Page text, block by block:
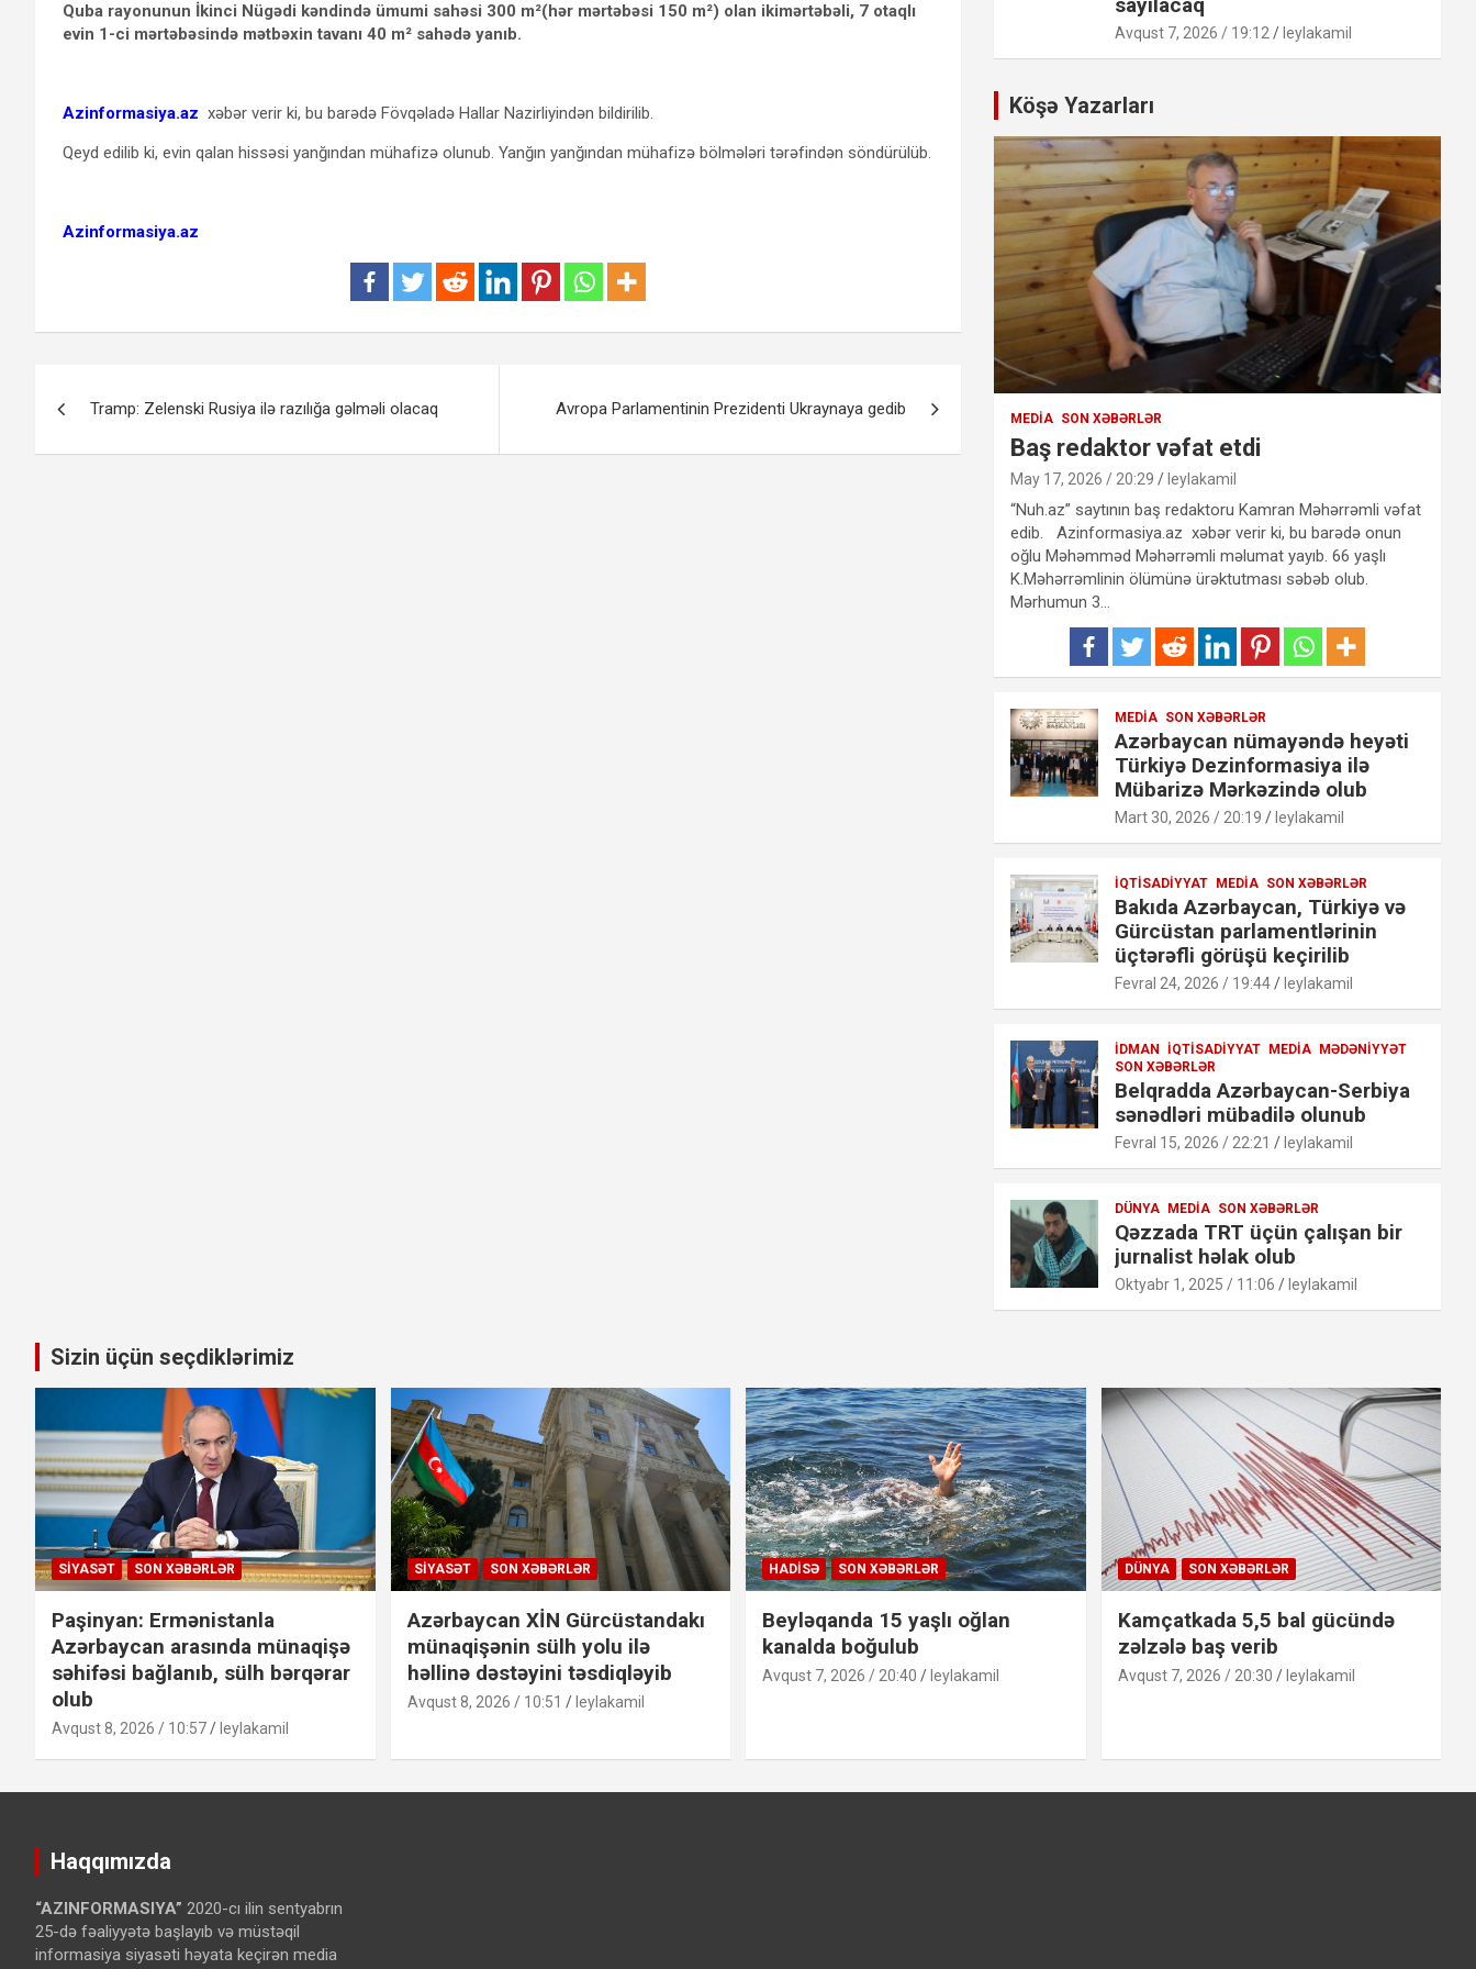
Quba rayonunun İkinci Nügədi kəndində ümumi sahəsi 300 m²(hər mərtəbəsi 150 m²) olan ikimərtəbəli, 7 otaqlı
evin 1-ci mərtəbəsində mətbəxin tavanı 40 m² sahədə yanıb.
Azinformasiya.az xəbər verir ki, bu barədə Fövqəladə Hallar Nazirliyindən bildirilib.
Qeyd edilib ki, evin qalan hissəsi yanğından mühafizə olunub. Yanğın yanğından mühafizə bölmələri tərəfindən söndürülüb.
Azinformasiya.az
naviqasiyası
Tramp: Zelenski Rusiya ilə razılığa gəlməli olacaq Avropa Parlamentinin Prezidenti Ukraynaya gedib
Avqust 7, 2026 / 19:12 leylakamil
Köşə Yazarları
MEDIA SON XƏBƏRLƏR
Baş redaktor vəfat etdi
May 17, 2026 / 20:29 leylakamil
“Nuh.az” saytının baş redaktoru Kamran Məhərrəmli vəfat
edib. Azinformasiya.az xəbər verir ki, bu barədə onun
oğlu Məhəmməd Məhərrəmli məlumat yayıb. 66 yaşlı
K.Məhərrəmlinin ölümünə ürəktutması səbəb olub.
Mərhumun 3…
MEDIA SON XƏBƏRLƏR
Azərbaycan nümayəndə heyəti
Türkiyə Dezinformasiya ilə
Mübarizə Mərkəzində olub
Mart 30, 2026 / 20:19 leylakamil
İQTISADIYYAT MEDIA SON XƏBƏRLƏR
Bakıda Azərbaycan, Türkiyə və
Gürcüstan parlamentlərinin
üçtərəfli görüşü keçirilib
Fevral 24, 2026 / 19:44 leylakamil
İDMAN İQTISADIYYAT MEDIA MƏDƏNIYYƏT
SON XƏBƏRLƏR
Belqradda Azərbaycan-Serbiya
sənədləri mübadilə olunub
Fevral 15, 2026 / 22:21 leylakamil
DÜNYA MEDIA SON XƏBƏRLƏR
Qəzzada TRT üçün çalışan bir
jurnalist həlak olub
Oktyabr 1, 2025 / 11:06 leylakamil
Sizin üçün seçdiklərimiz
SIYASƏT SON XƏBƏRLƏR
Paşinyan: Ermənistanla
Azərbaycan arasında münaqişə
səhifəsi bağlanıb, sülh bərqərar
olub
Avqust 8, 2026 / 10:57 leylakamil
SIYASƏT SON XƏBƏRLƏR
Azərbaycan XİN Gürcüstandakı
münaqişənin sülh yolu ilə
həllinə dəstəyini təsdiqləyib
Avqust 8, 2026 / 10:51 leylakamil
HADISƏ SON XƏBƏRLƏR
Beyləqanda 15 yaşlı oğlan
kanalda boğulub
Avqust 7, 2026 / 20:40 leylakamil
DÜNYA SON XƏBƏRLƏR
Kamçatkada 5,5 bal gücündə
zəlzələ baş verib
Avqust 7, 2026 / 20:30 leylakamil
Haqqımızda
“AZINFORMASIYA” 2020-cı ilin sentyabrın
25-də fəaliyyətə başlayıb və müstəqil
informasiya siyasəti həyata keçirən media